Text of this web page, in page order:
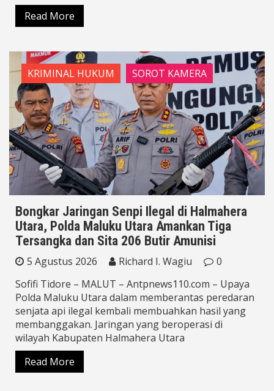
Read More
KRIMINAL HUKUM SOROT KAMERA
Bongkar Jaringan Senpi Ilegal di Halmahera
Utara, Polda Maluku Utara Amankan Tiga
Tersangka dan Sita 206 Butir Amunisi
5 Agustus 2026 Richard I. Wagiu
0
Sofifi Tidore – MALUT – Antpnews110.com – Upaya
Polda Maluku Utara dalam memberantas peredaran
senjata api ilegal kembali membuahkan hasil yang
membanggakan. Jaringan yang beroperasi di
wilayah Kabupaten Halmahera Utara
Read More